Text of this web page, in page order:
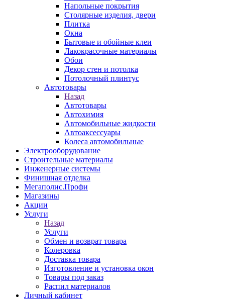
Напольные покрытия
Столярные изделия, двери
Плитка
Окна
Бытовые и обойные клеи
Лакокрасочные материалы
Обои
Декор стен и потолка
Потолочный плинтус
Автотовары
Назад
Автотовары
Автохимия
Автомобильные жидкости
Автоаксессуары
Колеса автомобильные
Электрооборудование
Строительные материалы
Инженерные системы
Финишная отделка
Мегаполис.Профи
Магазины
Акции
Услуги
Назад
Услуги
Обмен и возврат товара
Колеровка
Доставка товара
Изготовление и установка окон
Товары под заказ
Распил материалов
Личный кабинет